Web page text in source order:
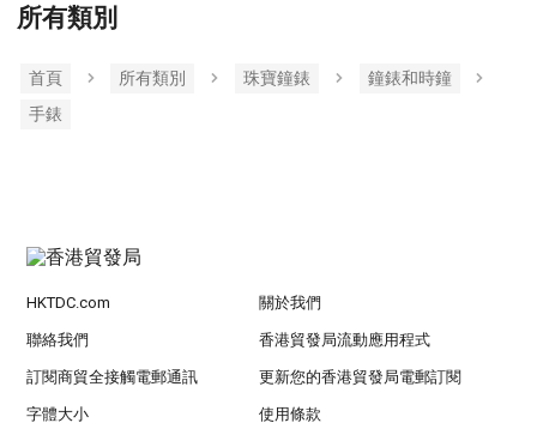
所有類別
首頁 所有類別 珠寶鐘錶
鐘錶和時鐘
手錶
HKTDC.com 關於我們
聯絡我們 香港貿發局流動應用程式
訂閱商貿全接觸電郵通訊 更新您的香港貿發局電郵訂閱
字體大小 使用條款